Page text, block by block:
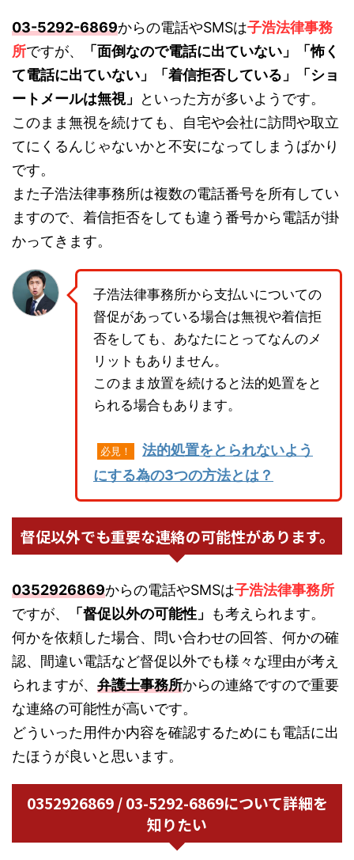
03-5292-6869からの電話やSMSは子浩法律事務
所ですが、
「面倒なので電話に出ていない」「怖く
て電話に出ていない」「着信拒否している」「ショ
ートメールは無視」
といった方が多いようです。
このまま無視を続けても、自宅や会社に訪問や取立
てにくるんじゃないかと不安になってしまうばかり
です。
また子浩法律事務所は複数の電話番号を所有してい
ますので、着信拒否をしても違う番号から電話が掛
かってきます。
子浩法律事務所から支払いについての
督促があっている場合は無視や着信拒
否をしても、あなたにとってなんのメ
リットもありません。
このまま放置を続けると法的処置をと
られる場合もあります。
必見！
法的処置をとられないよう
にする為の3つの方法とは？
督促以外でも重要な連絡の可能性があります。
0352926869からの電話やSMSは子浩法律事務所
ですが、
「督促以外の可能性」
も考えられます。
何かを依頼した場合、問い合わせの回答、何かの確
認、間違い電話など督促以外でも様々な理由が考え
られますが、 弁護士事務所からの連絡ですので重要
な連絡の可能性が高いです。
どういった用件か内容を確認するためにも電話に出
たほうが良いと思います。
0352926869 / 03-5292-6869について詳細を
知りたい